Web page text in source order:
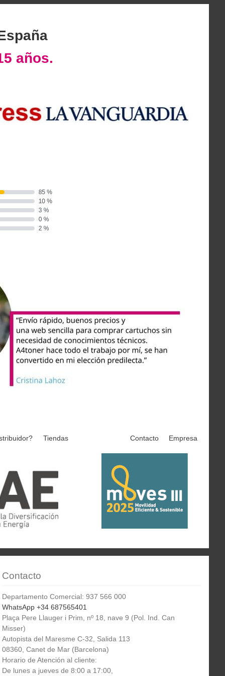
años.
Tiendas Contacto Empresa
Contacto
Departamento Comercial: 937 566 000
WhatsApp +34 687565401
Plaça Pere Llauger i Prim, nº 18, nave 9 (Pol. Ind. Can
Misser)
Autopista del Maresme C-32, Salida 113
08360, Canet de Mar (Barcelona)
Horario de Atención al cliente:
De lunes a jueves de 8:00 a 17:00,